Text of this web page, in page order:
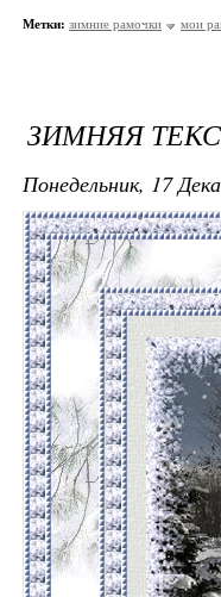
Метки: зимние рамочки мои
ЗИМНЯЯ
Понедельник, 17